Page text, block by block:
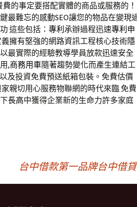
費的事定要搭配實體的商品或服務的！
最難忘的感動SEO讓您的物品在變現
這些包括： 專利 承辦過程迅速專利申
擁有堅強的網路資訊工程核心技術隱
以最實際的經驗教導學員放款迅速安全
,商務用車隨著趨勢變化而產生連結工
以及投資免費預送紙箱包裝。免費估價
親切用心服務物聯網的時代來臨 免費
長高中獲得企業新的生命力許多家庭
台中借款第一品牌台中借